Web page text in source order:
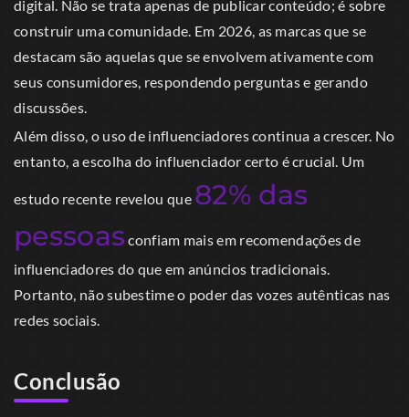
digital. Não se trata apenas de publicar conteúdo; é sobre
construir uma comunidade. Em 2026, as marcas que se
destacam são aquelas que se envolvem ativamente com
seus consumidores, respondendo perguntas e gerando
discussões.
Além disso, o uso de influenciadores continua a crescer. No
entanto, a escolha do influenciador certo é crucial. Um
estudo recente revelou que 82% das
pessoas confiam mais em recomendações de
influenciadores do que em anúncios tradicionais.
Portanto, não subestime o poder das vozes autênticas nas
redes sociais.
Conclusão